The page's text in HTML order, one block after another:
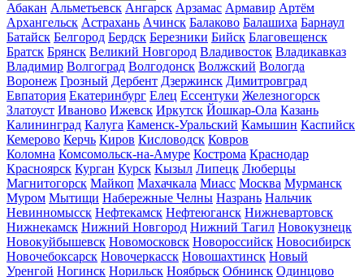
Абакан Альметьевск Ангарск Арзамас Армавир Артём
Архангельск Астрахань Ачинск Балаково Балашиха Барнаул
Батайск Белгород Бердск Березники Бийск Благовещенск
Братск Брянск Великий Новгород Владивосток Владикавказ
Владимир Волгоград Волгодонск Волжский Вологда
Воронеж Грозный Дербент Дзержинск Димитровград
Евпатория Екатеринбург Елец Ессентуки Железногорск
Златоуст Иваново Ижевск Иркутск Йошкар-Ола Казань
Калининград Калуга Каменск-Уральский Камышин Каспийск
Кемерово Керчь Киров Кисловодск Ковров
Коломна Комсомольск-на-Амуре Кострома Краснодар
Красноярск Курган Курск Кызыл Липецк Люберцы
Магнитогорск Майкоп Махачкала Миасс Москва Мурманск
Муром Мытищи Набережные Челны Назрань Нальчик
Невинномысск Нефтекамск Нефтеюганск Нижневартовск
Нижнекамск Нижний Новгород Нижний Тагил Новокузнецк
Новокуйбышевск Новомосковск Новороссийск Новосибирск
Новочебоксарск Новочеркасск Новошахтинск Новый
Уренгой Ногинск Норильск Ноябрьск Обнинск Одинцово